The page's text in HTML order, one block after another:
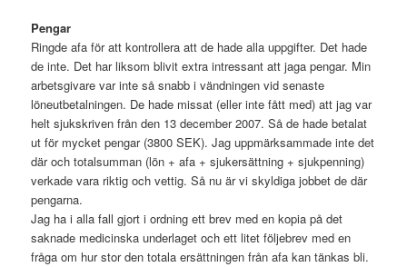
Pengar
Ringde afa för att kontrollera att de hade alla uppgifter. Det hade
de inte. Det har liksom blivit extra intressant att jaga pengar. Min
arbetsgivare var inte så snabb i vändningen vid senaste
löneutbetalningen. De hade missat (eller inte fått med) att jag var
helt sjukskriven från den 13 december 2007. Så de hade betalat
ut för mycket pengar (3800 SEK). Jag uppmärksammade inte det
där och totalsumman (lön + afa + sjukersättning + sjukpenning)
verkade vara riktig och vettig. Så nu är vi skyldiga jobbet de där
pengarna.
Jag ha i alla fall gjort i ordning ett brev med en kopia på det
saknade medicinska underlaget och ett litet följebrev med en
fråga om hur stor den totala ersättningen från afa kan tänkas bli.